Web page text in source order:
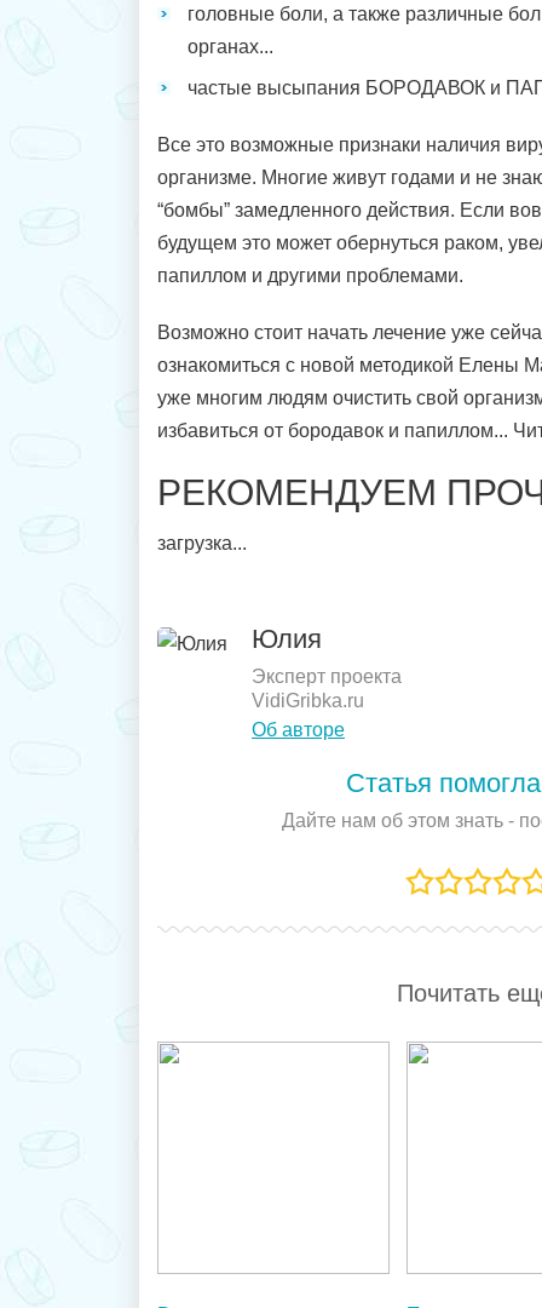
головные боли, а также различные
органах...
частые высыпания БОРОДАВОК и
Все это возможные признаки наличия
организме. Многие живут годами и не
“бомбы” замедленного действия. Если
будущем это может обернуться раком,
папиллом и другими проблемами.
Возможно стоит начать лечение уже
ознакомиться с новой методикой Елены
уже многим людям очистить свой
избавиться от бородавок и папиллом...
РЕКОМЕНДУЕМ
загрузка...
Юлия
Эксперт проекта
VidiGribka.ru
Об авторе
Статья
Дайте нам об этом знать -